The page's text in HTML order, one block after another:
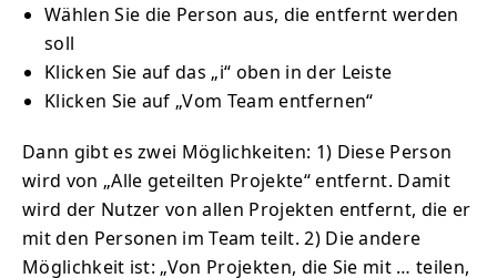
Wählen Sie die Person aus, die entfernt werden
soll
Klicken Sie auf das „i“ oben in der Leiste
Klicken Sie auf „Vom Team entfernen“
Dann gibt es zwei Möglichkeiten: 1) Diese Person
wird von „Alle geteilten Projekte“ entfernt. Damit
wird der Nutzer von allen Projekten entfernt, die er
mit den Personen im Team teilt. 2) Die andere
Möglichkeit ist: „Von Projekten, die Sie mit … teilen,